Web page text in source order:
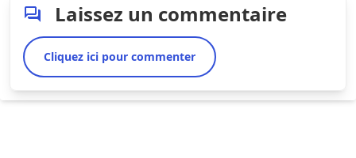
Laissez un commentaire
Cliquez ici pour commenter